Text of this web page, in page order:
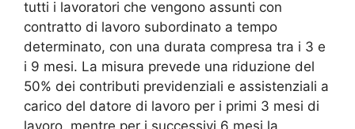
tutti i lavoratori che vengono assunti con
contratto di lavoro subordinato a tempo
determinato, con una durata compresa tra i 3 e
i 9 mesi. La misura prevede una riduzione del
50% dei contributi previdenziali e assistenziali a
carico del datore di lavoro per i primi 3 mesi di
lavoro, mentre per i successivi 6 mesi la